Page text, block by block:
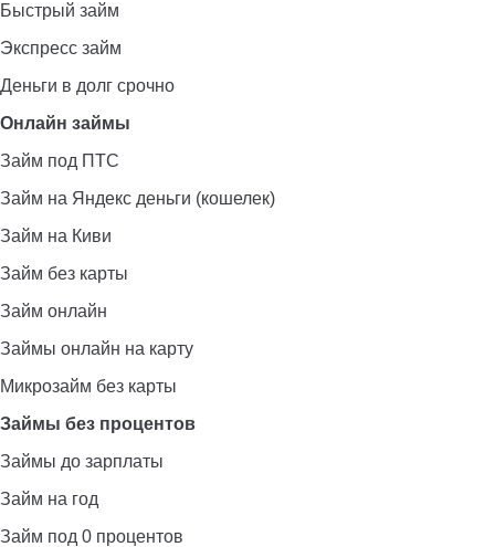
Быстрый займ
Экспресс займ
Деньги в долг срочно
Онлайн займы
Займ под ПТС
Займ на Яндекс деньги (кошелек)
Займ на Киви
Займ без карты
Займ онлайн
Займы онлайн на карту
Микрозайм без карты
Займы без процентов
Займы до зарплаты
Займ на год
Займ под 0 процентов